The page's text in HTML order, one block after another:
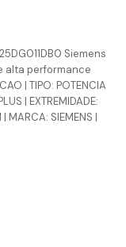
Siemens
alta performance
| TIPO: POTENCIA
| EXTREMIDADE:
MARCA: SIEMENS |